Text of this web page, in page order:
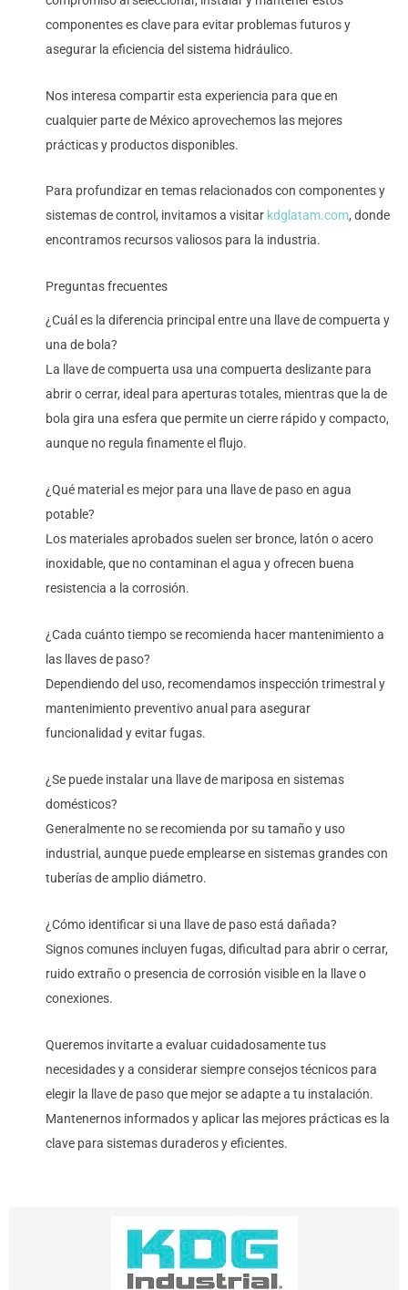
componentes es clave para evitar problemas futuros y
asegurar la eficiencia del sistema hidráulico.
Nos interesa compartir esta experiencia para que en
cualquier parte de México aprovechemos las mejores
prácticas y productos disponibles.
Para profundizar en temas relacionados con componentes y
sistemas de control, invitamos a visitar kdglatam.com, donde
encontramos recursos valiosos para la industria.
Preguntas frecuentes
¿Cuál es la diferencia principal entre una llave de compuerta y
una de bola?
La llave de compuerta usa una compuerta deslizante para
abrir o cerrar, ideal para aperturas totales, mientras que la de
bola gira una esfera que permite un cierre rápido y compacto,
aunque no regula finamente el flujo.
¿Qué material es mejor para una llave de paso en agua
potable?
Los materiales aprobados suelen ser bronce, latón o acero
inoxidable, que no contaminan el agua y ofrecen buena
resistencia a la corrosión.
¿Cada cuánto tiempo se recomienda hacer mantenimiento a
las llaves de paso?
Dependiendo del uso, recomendamos inspección trimestral y
mantenimiento preventivo anual para asegurar
funcionalidad y evitar fugas.
¿Se puede instalar una llave de mariposa en sistemas
domésticos?
Generalmente no se recomienda por su tamaño y uso
industrial, aunque puede emplearse en sistemas grandes con
tuberías de amplio diámetro.
¿Cómo identificar si una llave de paso está dañada?
Signos comunes incluyen fugas, dificultad para abrir o cerrar,
ruido extraño o presencia de corrosión visible en la llave o
conexiones.
Queremos invitarte a evaluar cuidadosamente tus
necesidades y a considerar siempre consejos técnicos para
elegir la llave de paso que mejor se adapte a tu instalación.
Mantenernos informados y aplicar las mejores prácticas es la
clave para sistemas duraderos y eficientes.